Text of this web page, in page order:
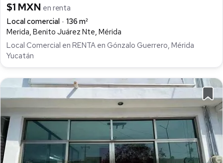
$1 MXN en renta
Local comercial
136 m²
Merida, Benito Juárez Nte, Mérida
Local Comercial en RENTA en Gónzalo Guerrero, Mérida
Yucatán